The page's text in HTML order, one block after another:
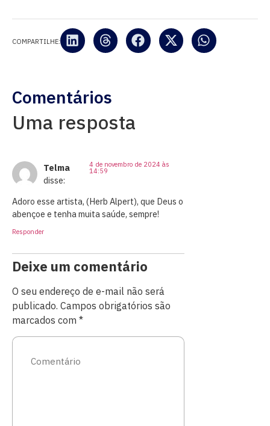
COMPARTILHE:
Comentários
Uma resposta
Telma
disse:
4 de novembro de 2024 às
14:59
Adoro esse artista, (Herb Alpert), que Deus o
abençoe e tenha muita saúde, sempre!
Responder
Deixe um comentário
O seu endereço de e-mail não será
publicado. Campos obrigatórios são
marcados com *